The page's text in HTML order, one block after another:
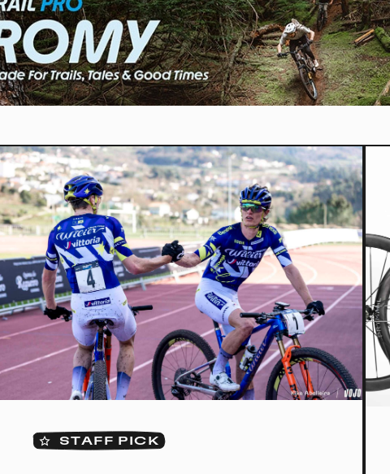
STAFF PICK
Cookies
By allowing these third party services, you
tracking technologies necessary for their
Privacy policy
Allow all cookies Deny all cookies